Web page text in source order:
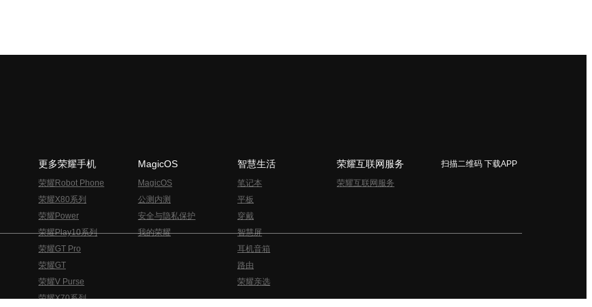
更多荣耀手机
荣耀Robot Phone
荣耀X80系列
荣耀Power
荣耀Play10系列
荣耀GT Pro
荣耀GT
荣耀V Purse
荣耀X70系列
MagicOS
MagicOS
公测内测
安全与隐私保护
我的荣耀
智慧生活
笔记本
平板
穿戴
智慧屏
耳机音箱
路由
荣耀亲选
荣耀互联网服务
荣耀互联网服务
扫描二维码 下载APP